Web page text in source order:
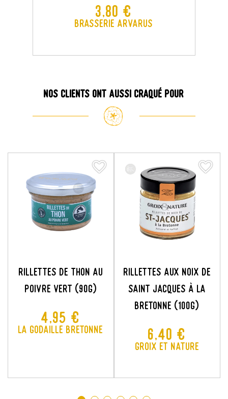
Prix
3,80 €
Brasserie Arvarus
Nos clients ont aussi craqué pour
Rillettes De Thon Au
Poivre Vert (90g)
Prix
4,95 €
La Godaille Bretonne
favorite_border
favorite_border
Rillettes Aux Noix De
Saint Jacques À La
Bretonne (100G)
Prix
6,40 €
Groix et Nature
favorite_border
favorite_border